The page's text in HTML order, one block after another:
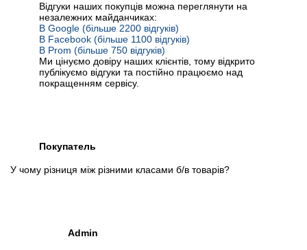
Відгуки наших покупців можна переглянути на
незалежних майданчиках:
В Google (більше 2200 відгуків)
В Facebook (більше 1100 відгуків)
В Prom (більше 750 відгуків)
Ми цінуємо довіру наших клієнтів, тому відкрито
публікуємо відгуки та постійно працюємо над
покращенням сервісу.
Покупатель
У чому різниця між різними класами б/в товарів?
Admin